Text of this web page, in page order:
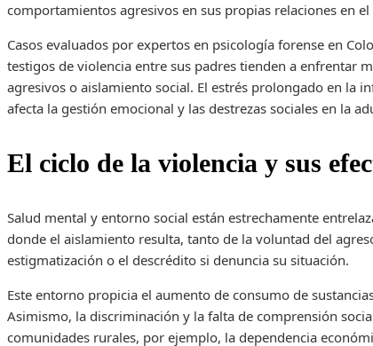
comportamientos agresivos en sus propias relaciones en
Casos evaluados por expertos en psicología forense en
testigos de violencia entre sus padres tienden a enfrentar
agresivos o aislamiento social. El estrés prolongado en la
afecta la gestión emocional y las destrezas sociales en la
El ciclo de la violencia y sus
Salud mental y entorno social están estrechamente
donde el aislamiento resulta, tanto de la voluntad del
estigmatización o el descrédito si denuncia su situación.
Este entorno propicia el aumento de consumo de
Asimismo, la discriminación y la falta de comprensión
comunidades rurales, por ejemplo, la dependencia